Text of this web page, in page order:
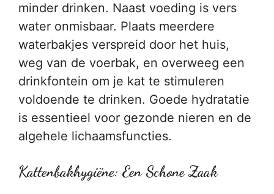
minder drinken. Naast voeding is vers
water onmisbaar. Plaats meerdere
waterbakjes verspreid door het huis,
weg van de voerbak, en overweeg een
drinkfontein om je kat te stimuleren
voldoende te drinken. Goede hydratatie
is essentieel voor gezonde nieren en de
algehele lichaamsfuncties.
Kattenbakhygiëne: Een Schone Zaak